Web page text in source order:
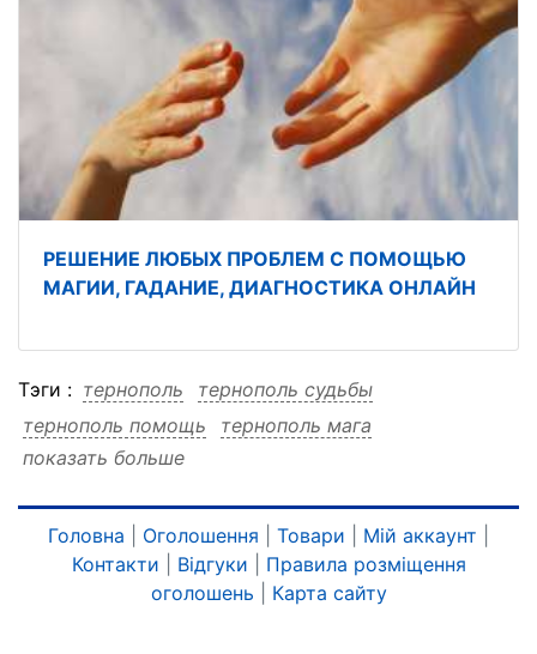
РЕШЕНИЕ ЛЮБЫХ ПРОБЛЕМ С ПОМОЩЬЮ
МАГИИ, ГАДАНИЕ, ДИАГНОСТИКА ОНЛАЙН
Тэги : тернополь
тернополь судьбы
тернополь помощь
тернополь мага
тернополь коррекция
тернополь дистанционно судьбы
тернополь дистанционно помощь
тернополь дистанционно мага
показать больше
Головна Оголошення Товари Мій аккаунт
Контакти
Відгуки
Правила розміщення
оголошень
Карта сайту